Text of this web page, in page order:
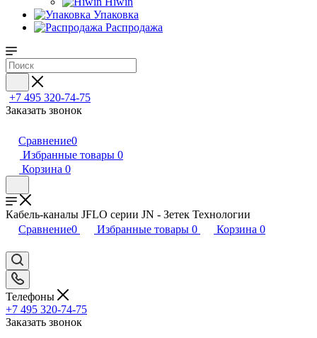
Упаковка
Распродажа
+7 495 320-74-75
Заказать звонок
Сравнение0
Избранные товары 0
Корзина 0
Кабель-каналы JFLO серии JN - Зетек Технологии
Сравнение0 Избранные товары 0 Корзина 0
Телефоны
+7 495 320-74-75
Заказать звонок